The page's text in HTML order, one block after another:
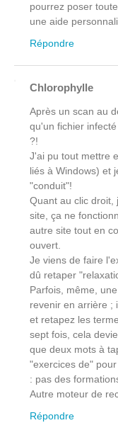
pourrez poser
une aide
Répondre
Chlorophylle
Après un scan au
qu'un fichier
?!
J'ai pu tout mettre
liés à Windows) et
"conduit"!
Quant au clic droit,
site, ça ne
autre site tout en
ouvert.
Je viens de faire
dû retaper
Parfois, même,
revenir en arrière ;
et retapez les
sept fois, cela
que deux mots à
"exercices de"
: pas des
Autre moteur de
Répondre